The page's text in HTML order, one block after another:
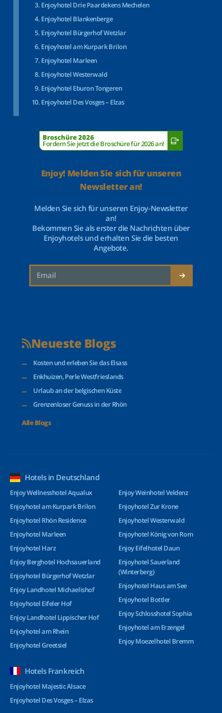
Enjoyhotel Drie Paardekens Mechelen
Enjoyhotel Blankenberge
Enjoyhotel Bürgerhof Wetzlar
Enjoyhotel am Kurpark Brilon
Enjoyhotel Marleen
Enjoyhotel Westerwald
Enjoyhotel Eburon Tongeren
Enjoyhotel Des Vosges – Elzas
Broschüre 2026
Fordern Sie jetzt die Broschüre für 2026 an!
Enjoy! Melden Sie sich für unseren
Newsletter an!
Melden Sie sich für unseren Enjoy-Newsletter
an!
Bekommen Sie als erster die Nachrichten über
Enjoyhotels und erhalten Sie die besten
Angebote.
Neueste Blogs
Kosten und erleben Sie das Elsass
Enkhuizen, Perle Westfrieslands
Urlaub an der belgischen Küste
Grenzenloser Genuss in der Rhön
Alle Blogs
Hotels in Deutschland
Enjoy Wellnesshotel Aqualux
Enjoyhotel am Kurpark Brilon
Enjoyhotel Rhön Residence
Enjoyhotel Marleen
Enjoyhotel Harz
Enjoy Berghotel Hochsauerland
Enjoyhotel Bürgerhof Wetzlar
Enjoy Landhotel Michaelishof
Enjoyhotel Eifeler Hof
Enjoy Landhotel Lippischer Hof
Enjoyhotel am Rhein
Enjoyhotel Greetsiel
Enjoy Weinhotel Veldenz
Enjoyhotel Zur Krone
Enjoyhotel Westerwald
Enjoyhotel König von Rom
Enjoy Eifelhotel Daun
Enjoyhotel Sauerland
(Winterberg)
Enjoyhotel Haus am See
Enjoyhotel Bottler
Enjoy Schlosshotel Sophia
Enjoyhotel am Erzengel
Enjoy Moezelhotel Bremm
Hotels Frankreich
Enjoyhotel Majestic Alsace
Enjoyhotel Des Vosges – Elzas